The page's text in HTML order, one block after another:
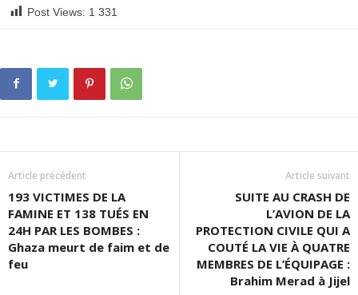
Post Views: 1 331
Article précédent
193 VICTIMES DE LA
FAMINE ET 138 TUÉS EN
24H PAR LES BOMBES :
Ghaza meurt de faim et de
feu
Article suivant
SUITE AU CRASH DE
L’AVION DE LA
PROTECTION CIVILE QUI A
COUTÉ LA VIE À QUATRE
MEMBRES DE L’ÉQUIPAGE :
Brahim Merad à Jijel